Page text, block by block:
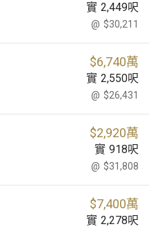
實 2,449呎
@ $30,211
$6,740萬
實 2,550呎
@ $26,431
$2,920萬
實 918呎
@ $31,808
$7,400萬
實 2,278呎